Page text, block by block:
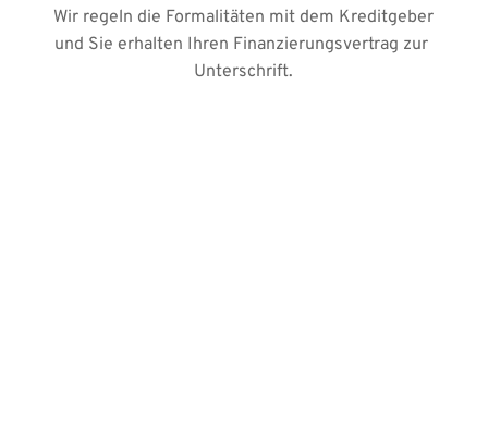
Wir regeln die Formalitäten mit dem Kreditgeber
und Sie erhalten Ihren Finanzierungsvertrag zur
Unterschrift.